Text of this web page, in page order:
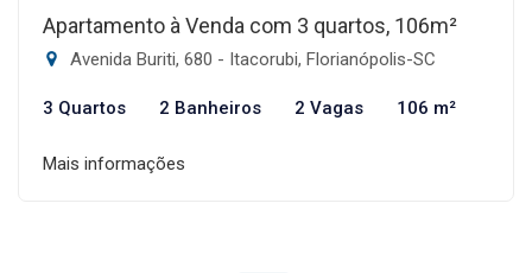
Apartamento à Venda com 3 quartos, 106m²
Avenida Buriti, 680 - Itacorubi, Florianópolis-SC
3 Quartos 2 Banheiros 2 Vagas 106 m²
Mais informações